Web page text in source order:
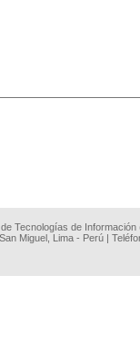
Tecnologías de
Miguel, Lima - Perú |